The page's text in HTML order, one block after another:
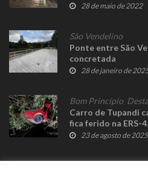
28 de maio de 2022
São Vendelino
Ponte entre São
concretada
28 de janeiro de
Bom Princípio
Carro de Tupandi
fica ferido na ERS-
23 de agosto de 2025